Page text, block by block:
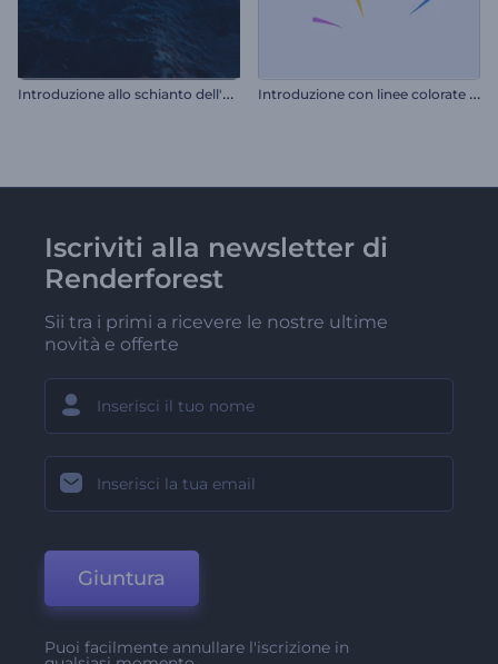
I
ntroduzione allo schianto dell'asteroide I
ntroduzione con linee colorate vorticose
Iscriviti alla newsletter di
Renderforest
Sii tra i primi a ricevere le nostre ultime
novità e offerte
Giuntura
Puoi facilmente annullare l'iscrizione in